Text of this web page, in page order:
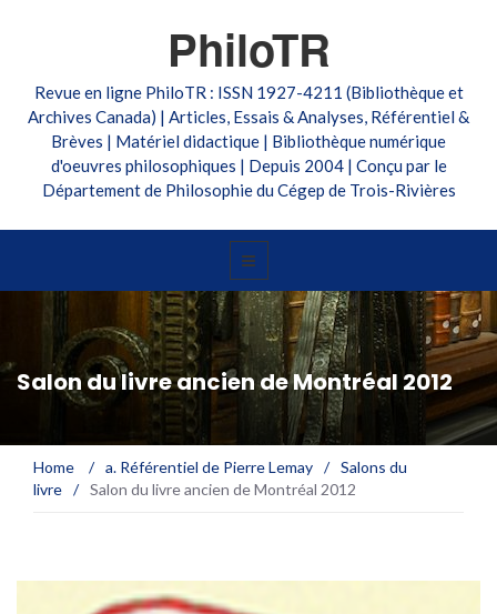
PhiloTR
Revue en ligne PhiloTR : ISSN 1927-4211 (Bibliothèque et
Archives Canada) | Articles, Essais & Analyses, Référentiel &
Brèves | Matériel didactique | Bibliothèque numérique
d'oeuvres philosophiques | Depuis 2004 | Conçu par le
Département de Philosophie du Cégep de Trois-Rivières
Salon du livre ancien de Montréal 2012
Home / a. Référentiel de Pierre Lemay / Salons du
livre / Salon du livre ancien de Montréal 2012